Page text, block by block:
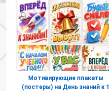
Мотивирующие плакаты
(постеры) на День знаний к 1